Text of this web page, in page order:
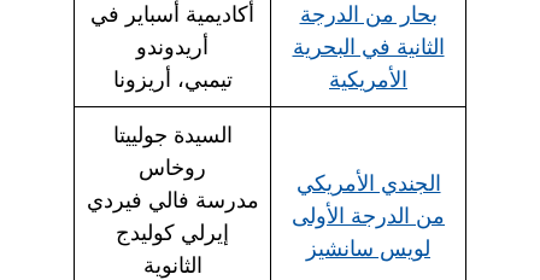
بحار من الدرجة
الثانية في البحرية
الأمريكية
أكاديمية أسباير في
أريدوندو
تيمبي، أريزونا
الجندي الأمريكي
من الدرجة الأولى
لويس سانشيز
السيدة جولييتا
روخاس
مدرسة فالي فيردي
إيرلي كوليدج
الثانوية